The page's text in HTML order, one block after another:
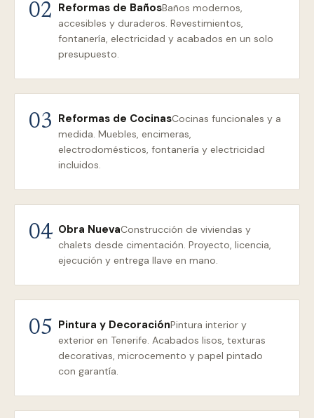
02 Reformas de BañosBaños modernos,
accesibles y duraderos. Revestimientos,
fontanería, electricidad y acabados en un solo
presupuesto.
03 Reformas de CocinasCocinas funcionales y a
medida. Muebles, encimeras,
electrodomésticos, fontanería y electricidad
incluidos.
04 Obra NuevaConstrucción de viviendas y
chalets desde cimentación. Proyecto, licencia,
ejecución y entrega llave en mano.
05 Pintura y DecoraciónPintura interior y
exterior en Tenerife. Acabados lisos, texturas
decorativas, microcemento y papel pintado
con garantía.